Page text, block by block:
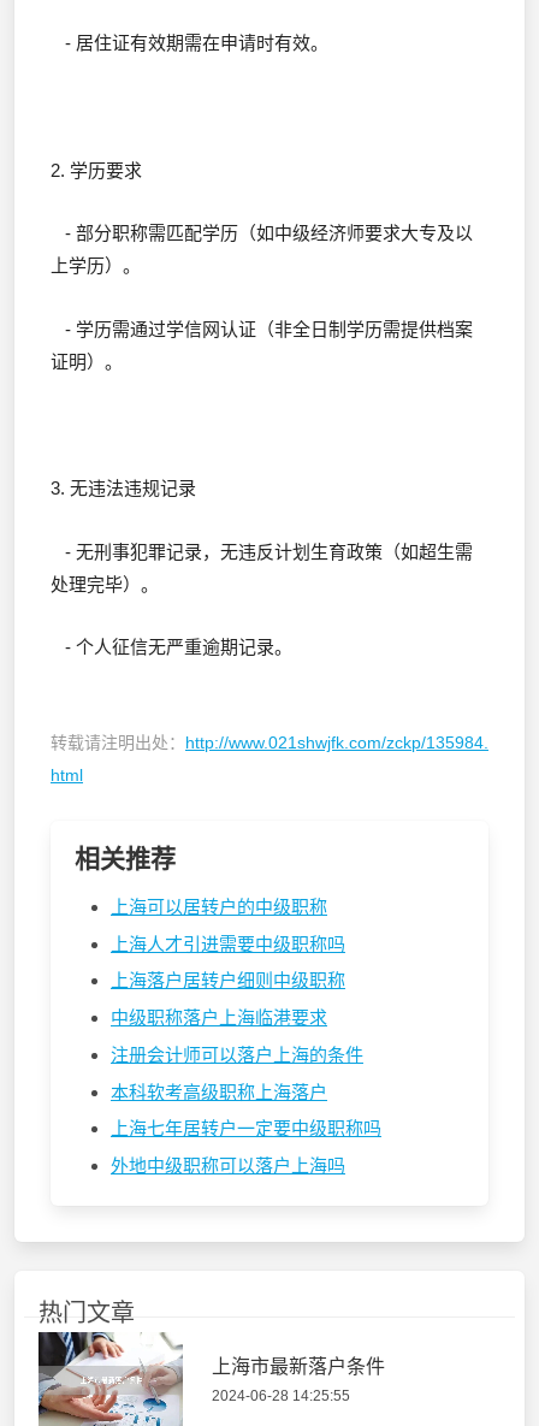
- 居住证有效期需在申请时有效。
2. 学历要求
- 部分职称需匹配学历（如中级经济师要求大专及以
上学历）。
- 学历需通过学信网认证（非全日制学历需提供档案
证明）。
3. 无违法违规记录
- 无刑事犯罪记录，无违反计划生育政策（如超生需
处理完毕）。
- 个人征信无严重逾期记录。
转载请注明出处： http://www.021shwjfk.com/zckp/135984.
html
相关推荐
上海可以居转户的中级职称
上海人才引进需要中级职称吗
上海落户居转户细则中级职称
中级职称落户上海临港要求
注册会计师可以落户上海的条件
本科软考高级职称上海落户
上海七年居转户一定要中级职称吗
外地中级职称可以落户上海吗
热门文章
上海市最新落户条件
2024-06-28 14:25:55